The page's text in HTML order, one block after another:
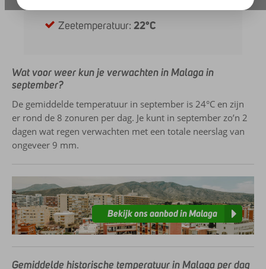
Zeetemperatuur:22°C
Wat voor weer kun je verwachten in Malaga in
september?
De gemiddelde temperatuur in september is 24°C en zijn
er rond de 8 zonuren per dag. Je kunt in september zo’n 2
dagen wat regen verwachten met een totale neerslag van
ongeveer 9 mm.
Bekijk ons aanbod in Malaga
Gemiddelde historische temperatuur in Malaga per dag